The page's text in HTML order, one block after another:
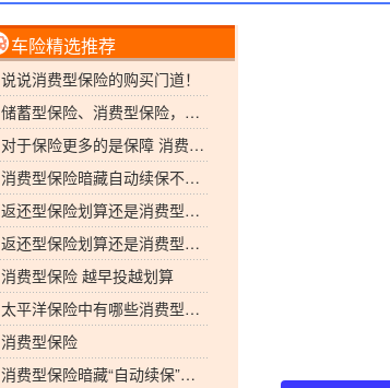
车险精选推荐
说说消费型保险的购买门道！
储蓄型保险、消费型保险，对比告诉你哪个才是适合自己的。
对于保险更多的是保障 消费型保险并不是浪费的回答
消费型保险暗藏自动续保不续保要书面申请
返还型保险划算还是消费型保险划算？本文教你来省钱
返还型保险划算还是消费型保险划算？本文教你来省钱
消费型保险 越早投越划算
太平洋保险中有哪些消费型保险
消费型保险
消费型保险暗藏“自动续保”多人被投保